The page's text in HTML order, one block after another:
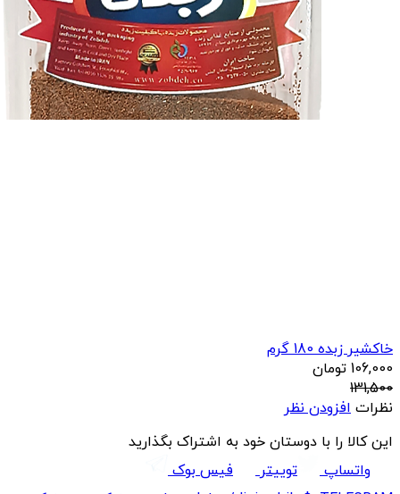
خاکشیر زبده 180 گرم
106,000 تومان
131,500
نظرات افزودن نظر
این کالا را با دوستان خود به اشتراک بگذارید
واتساپ
توییتر
فیس بوک